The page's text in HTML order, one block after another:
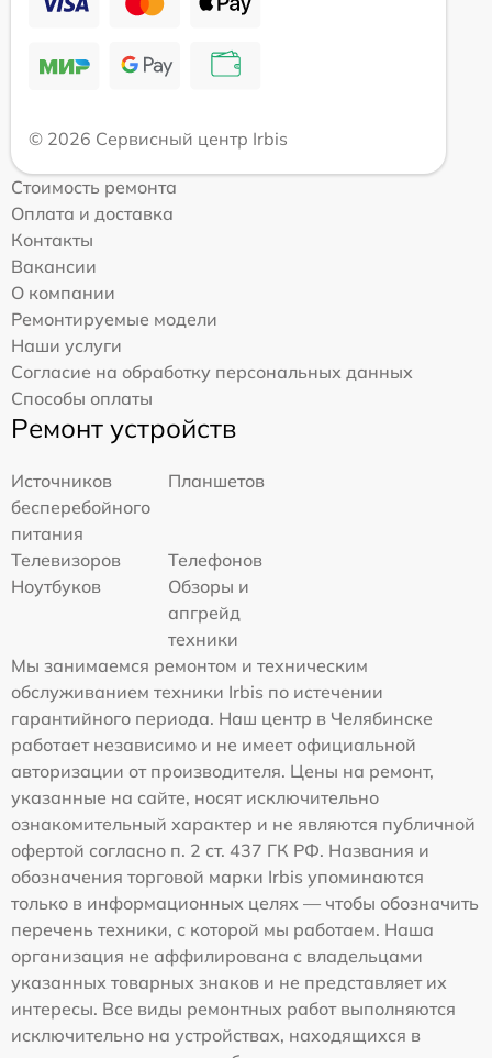
© 2026 Сервисный центр Irbis
Стоимость ремонта
Оплата и доставка
Контакты
Вакансии
О компании
Ремонтируемые модели
Наши услуги
Согласие на обработку персональных данных
Способы оплаты
Ремонт устройств
Источников
бесперебойного
питания
Планшетов
Телевизоров
Телефонов
Ноутбуков
Обзоры и
апгрейд
техники
Мы занимаемся ремонтом и техническим
обслуживанием техники Irbis по истечении
гарантийного периода. Наш центр в Челябинске
работает независимо и не имеет официальной
авторизации от производителя. Цены на ремонт,
указанные на сайте, носят исключительно
ознакомительный характер и не являются публичной
офертой согласно п. 2 ст. 437 ГК РФ. Названия и
обозначения торговой марки Irbis упоминаются
только в информационных целях — чтобы обозначить
перечень техники, с которой мы работаем. Наша
организация не аффилирована с владельцами
указанных товарных знаков и не представляет их
интересы. Все виды ремонтных работ выполняются
исключительно на устройствах, находящихся в